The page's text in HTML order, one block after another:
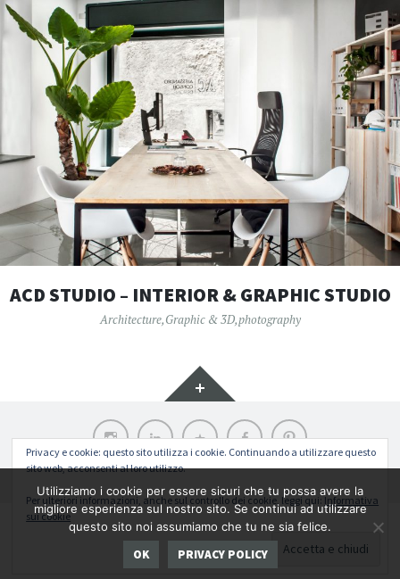
ACD STUDIO – INTERIOR & GRAPHIC STUDIO
Architecture,Graphic & 3D,photography
Widget
InstagramLinkedIn ArchiloversFacebookPinterest
Funziona grazie a WordPress
Return To Top
Copyright ©. All rights reserved 2026 AC DESIGN | ALESSANDRO CONSOLI
DESIGN
Privacy e cookie: questo sito utilizza i cookie. Continuando a utilizzare questo
sito web, acconsenti al loro utilizzo.
Per ulteriori informazioni, anche sul controllo dei cookie, leggi qui: Informativa
sui cookie
Utilizziamo i cookie per essere sicuri che tu possa avere la
migliore esperienza sul nostro sito. Se continui ad utilizzare
questo sito noi assumiamo che tu ne sia felice.
OK PRIVACY POLICY